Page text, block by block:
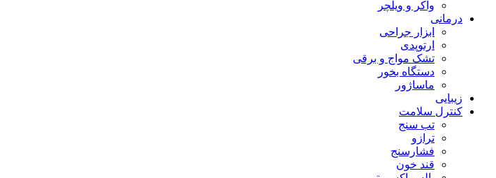
واکر و ویلچر
درمانی
ابزار جراحی
ارتوپدی
تشک مواج و برقی
دستگاه بخور
ماساژور
زیبایی
کنترل سلامت
تب سنج
ترازو
فشارسنج
قند خون